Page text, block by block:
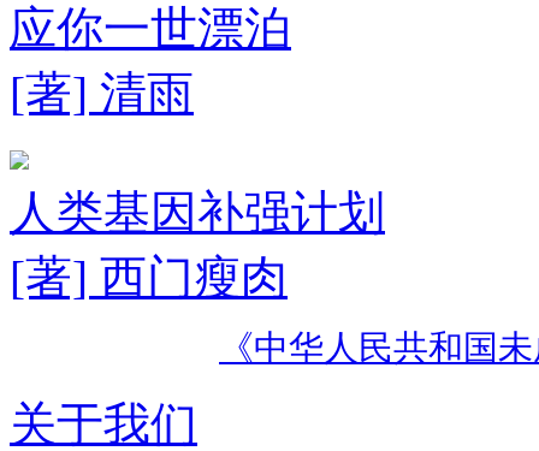
应你一世漂泊
[著] 清雨
人类基因补强计划
[著] 西门瘦肉
《中华人民共和国
关于我们